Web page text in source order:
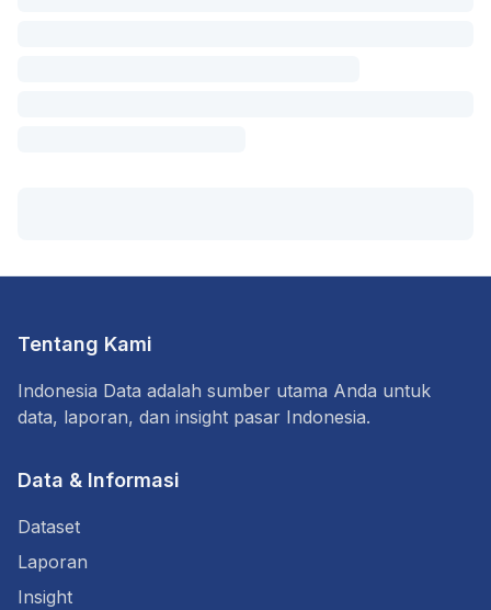
Tentang Kami
Indonesia Data adalah sumber utama Anda untuk
data, laporan, dan insight pasar Indonesia.
Data & Informasi
Dataset
Laporan
Insight